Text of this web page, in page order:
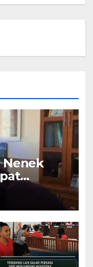
Nenek
Propam